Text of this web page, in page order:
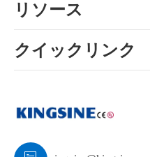
リソース
クイックリンク